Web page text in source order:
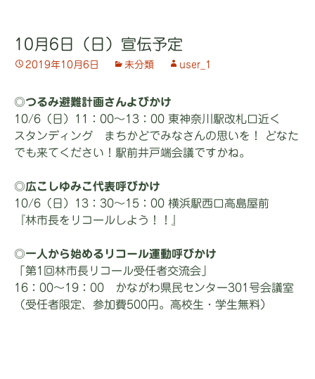
10月6日（日）宣伝予定
2019年10月6日 未分類 user_1
◎つるみ避難計画さんよびかけ
10/6（日）11：00～13：00 東神奈川駅改札口近く
スタンディング まちかどでみなさんの思いを！ どなた
でも来てください！駅前井戸端会議ですかね。
◎広こしゆみこ代表呼びかけ
10/6（日）13：30～15：00 横浜駅西口高島屋前
『林市長をリコールしよう！！』
◎一人から始めるリコール運動呼びかけ
「第1回林市長リコール受任者交流会」
16：00～19：00 かながわ県民センター301号会議室
（受任者限定、参加費500円。高校生・学生無料）